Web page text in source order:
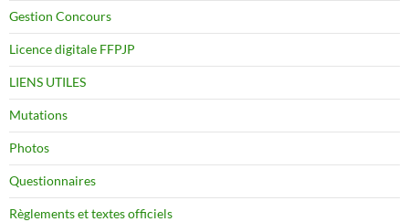
Gestion Concours
Licence digitale FFPJP
LIENS UTILES
Mutations
Photos
Questionnaires
Règlements et textes officiels